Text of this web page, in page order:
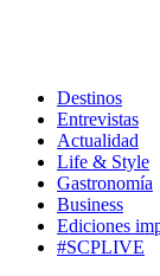
Destinos
Entrevistas
Actualidad
Life & Style
Gastronomía
Business
Ediciones
#SCPLIVE